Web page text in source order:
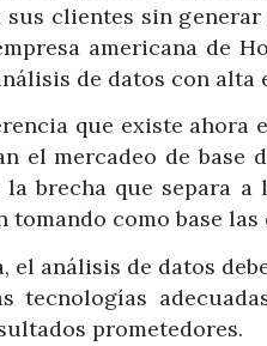
sus clientes sin
americana de
de datos con alta
que existe ahora
el mercadeo de base
la brecha que separa
tomando como base
el análisis de datos
tecnologías
prometedores.